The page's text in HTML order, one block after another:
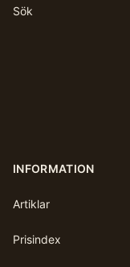
Sök
INFORMATION
Artiklar
Prisindex